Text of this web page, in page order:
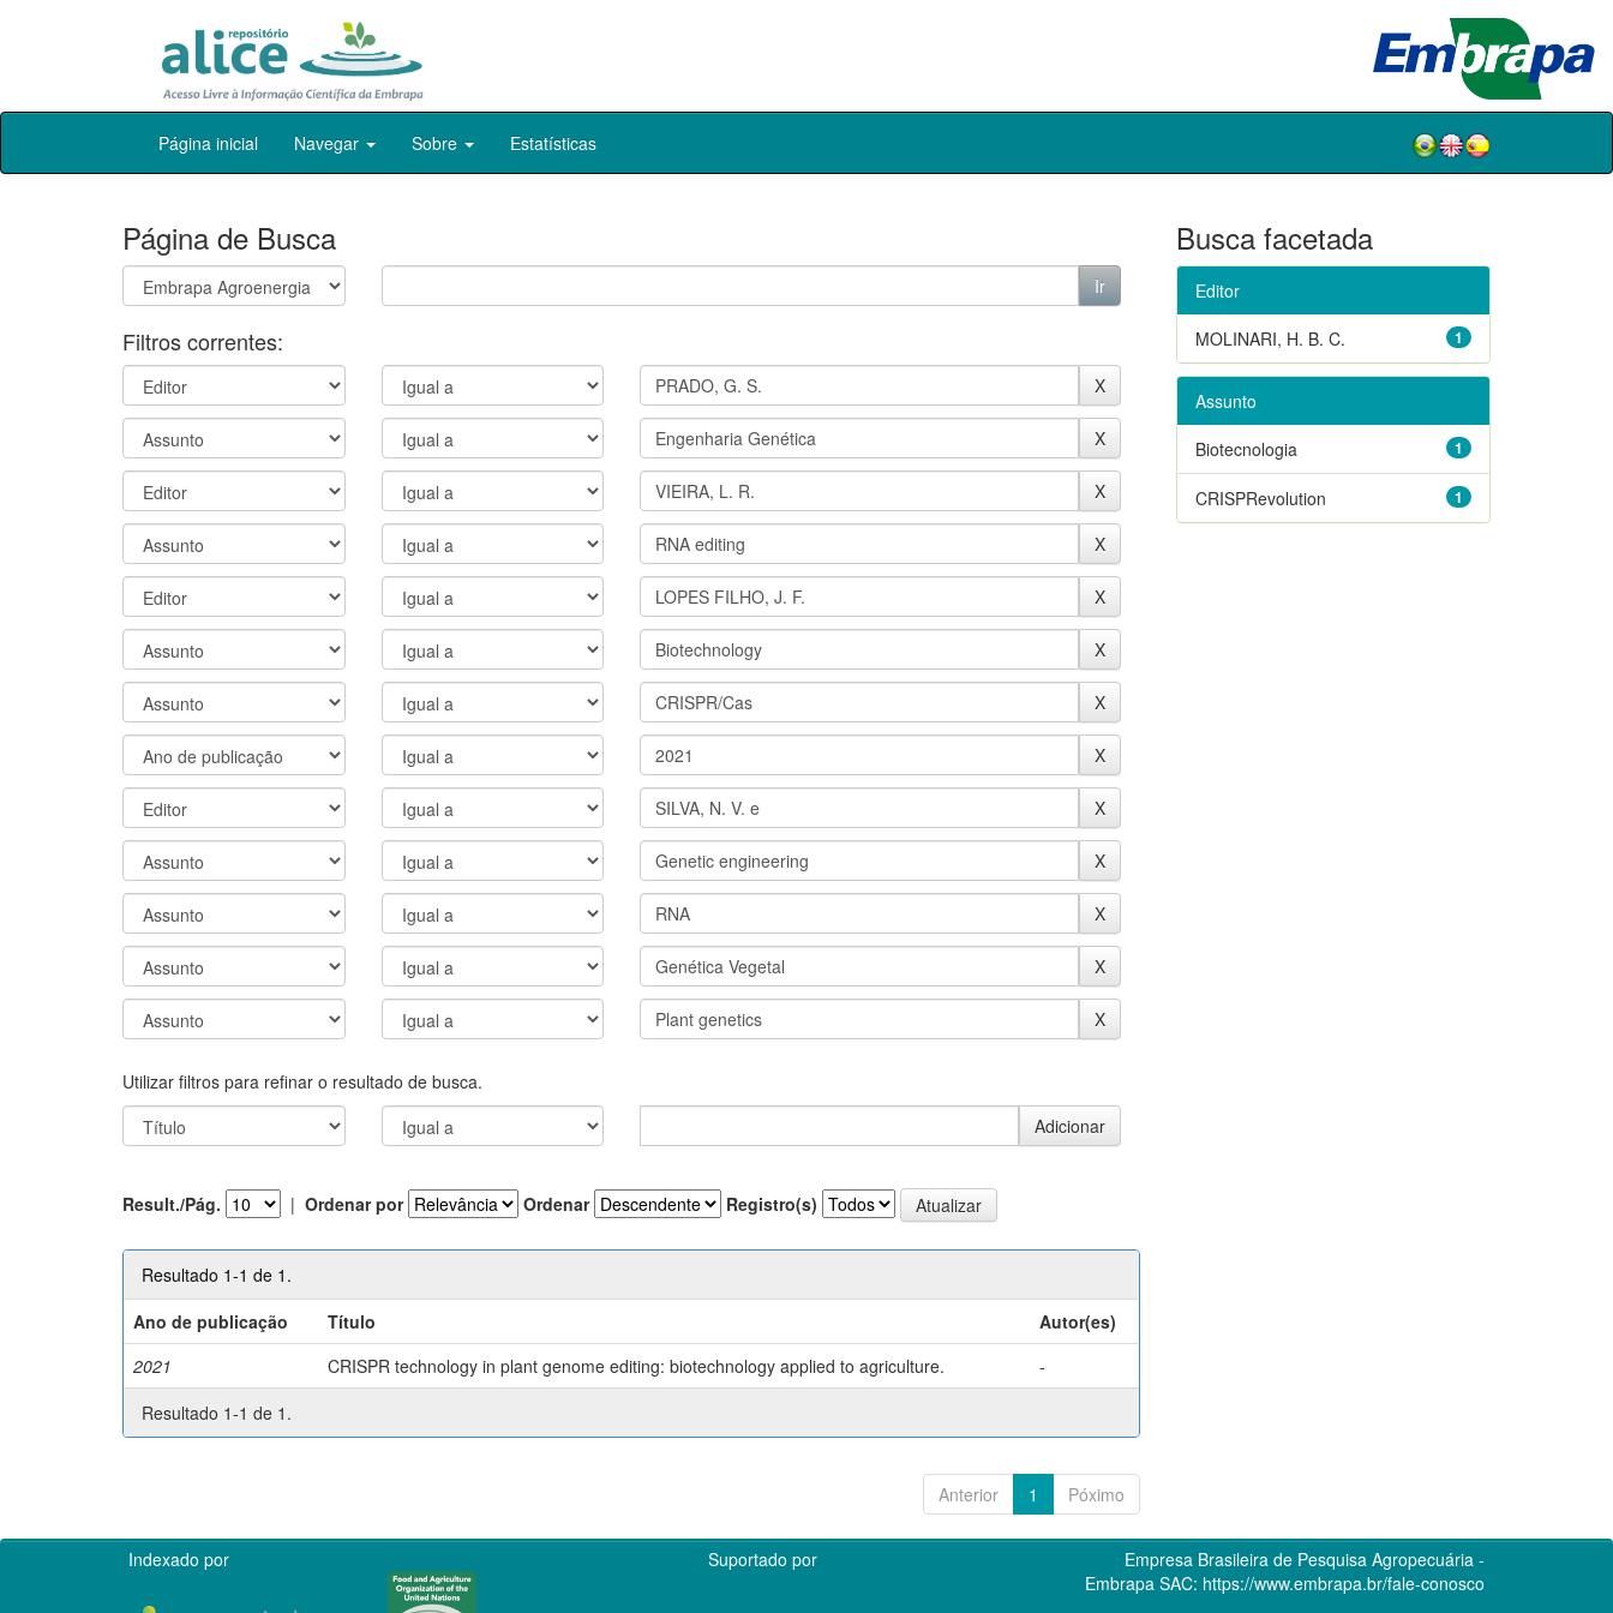
Skip
Página inicial Navegar Sobre Estatísticas
Página de Busca
Filtros correntes:
Utilizar filtros para refinar o resultado de busca.
Result./Pág. | Ordenar por Ordenar Registro(s)
Resultado 1-1 de 1.
Ano de publicação
Título
Autor(es)
2021
CRISPR technology in plant genome editing: biotechnology applied to agriculture.
-
Resultado 1-1 de 1.
Anterior 1 Póximo
Busca facetada
Editor
1
MOLINARI, H. B. C.
Assunto
1
Biotecnologia
1
CRISPRevolution
Indexado por Suportado por
Empresa Brasileira de Pesquisa Agropecuária -
Embrapa SAC: https://www.embrapa.br/fale-conosco